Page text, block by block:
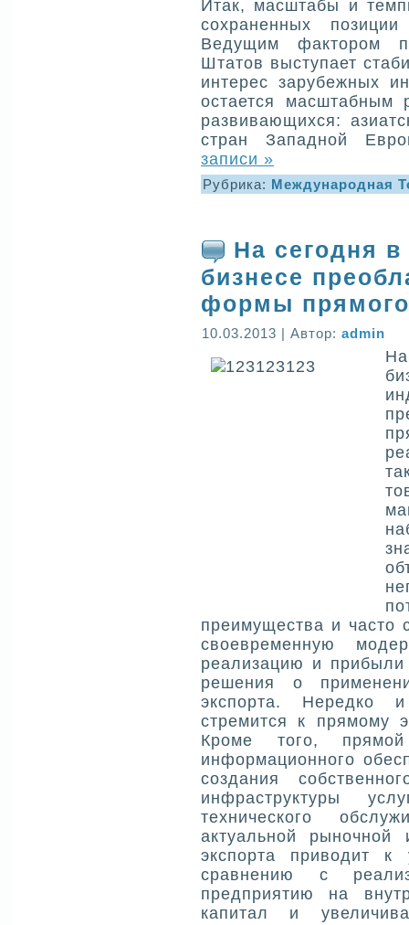
Итак, масштабы и
сохраненных
Ведущим фактором
Штатов выступает
интерес зарубежных
остается масштабным
развивающихся:
стран Западной
записи »
Рубрика: Международная
На сегодня
бизнесе
формы прямого
10.03.2013 | Автор: admin
преимущества и часто
своевременную
реализацию и
решения о
экспорта. Нередко
стремится к прямому
Кроме того, прямой
информационного
создания
инфраструктуры
технического
актуальной
экспорта приводит к
сравнению с
предприятию на
капитал и